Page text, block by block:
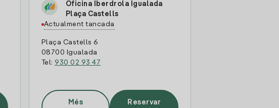
Oficina Iberdrola Igualada
Plaça Castells
Actualment tancada
Plaça Castells 6
08700 Igualada
Tel:930 02 93 47
Més
Reservar